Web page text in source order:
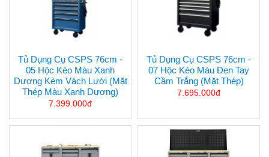
Tủ Dụng Cụ CSPS 76cm -
05 Hộc Kéo Màu Xanh
Dương Kèm Vách Lưới (mặt
Thép Màu Xanh Dương)
7.399.000đ
Tủ Dụng Cụ CSPS 76cm -
07 Hộc Kéo Màu Đen Tay
Cầm Trắng (mặt Thép)
7.695.000đ